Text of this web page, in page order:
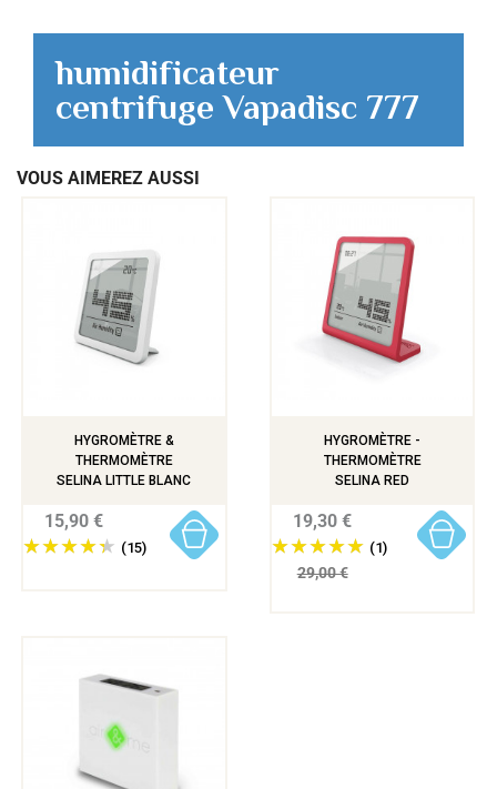
humidificateur
centrifuge Vapadisc 777
VOUS AIMEREZ AUSSI
HYGROMÈTRE &
THERMOMÈTRE
SELINA LITTLE BLANC
(15)
15,90 €
HYGROMÈTRE -
THERMOMÈTRE
SELINA RED
29,00 €
(1)
19,30 €